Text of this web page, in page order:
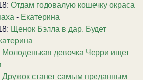
Отдам годовалую кошечку окраса
- Екатерина
Щенок Бэлла в дар. Будет
Молоденькая девочка Черри ищет
Дружок станет самым преданным